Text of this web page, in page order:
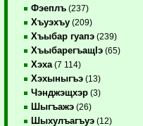
Фэеплъ (237)
Хъуэхъу (209)
Хъыбар гуапэ (239)
ХъыбарегъащIэ (65)
Хэха (7 114)
Хэхыныгъэ (13)
Чэнджэщхэр (3)
Шыгъажэ (26)
Шыхулъагъуэ (12)